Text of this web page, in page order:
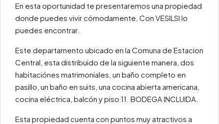
En esta oportunidad te presentaremos una propiedad
donde puedes vivir cómodamente, Con VESILSI lo
puedes encontrar.
Este departamento ubicado en la Comuna de Estacion
Central, esta distribuido de la siguiente manera, dos
habitaciónes matrimoniales, un baño completo en
pasillo, un baño en suits, una cocina abierta americana,
cocina eléctrica, balcón y piso 11. BODEGA INCLUIDA.
Esta propiedad cuenta con puntos muy atractivos a